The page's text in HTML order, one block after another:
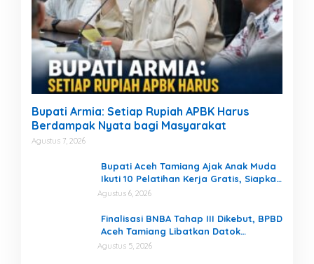
Bupati Armia: Setiap Rupiah APBK Harus
Berdampak Nyata bagi Masyarakat
Agustus 7, 2026
Bupati Aceh Tamiang Ajak Anak Muda
Ikuti 10 Pelatihan Kerja Gratis, Siapkan
SDM Siap Kerja dan Berwirausaha
Agustus 6, 2026
Finalisasi BNBA Tahap III Dikebut, BPBD
Aceh Tamiang Libatkan Datok
Penghulu untuk Vervali Stimulan
Agustus 5, 2026